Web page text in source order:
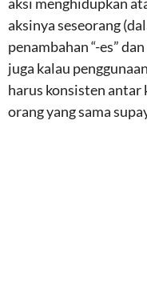
aksinya seseorang
penambahan “-es”
juga kalau
harus konsisten antar
orang yang sama